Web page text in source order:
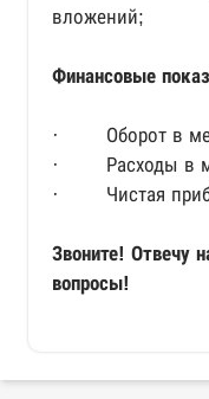
вложений;
Финансовые
· Оборот в
· Расходы в
· Чистая
Звоните! Отвечу
вопросы!